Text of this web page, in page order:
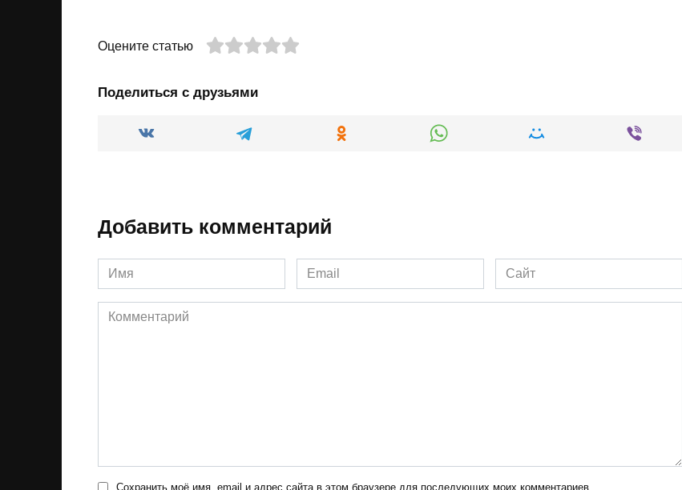
Оцените статью
Поделиться с друзьями
Добавить комментарий
Имя
*
Email
*
Сайт
Комментарий
Сохранить моё имя, email и адрес сайта в этом браузере для последующих моих комментариев.